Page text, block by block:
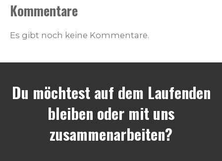
Kommentare
Es gibt noch keine Kommentare.
Du möchtest auf dem Laufenden
bleiben oder mit uns
zusammenarbeiten?